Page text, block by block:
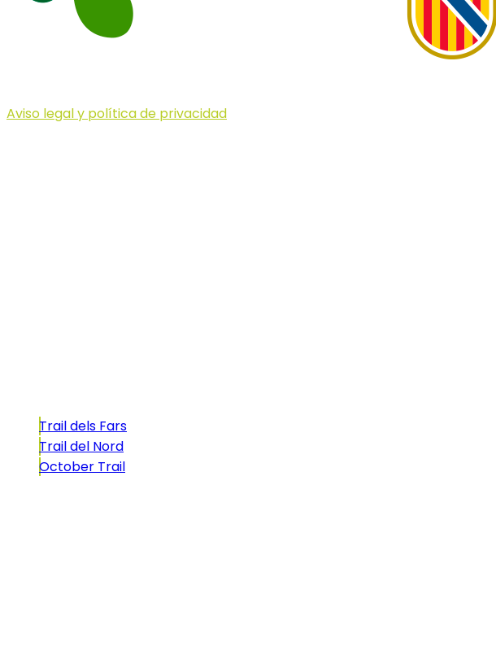
Aviso legal y política de privacidad
Trail dels Fars
Trail del Nord
October Trail